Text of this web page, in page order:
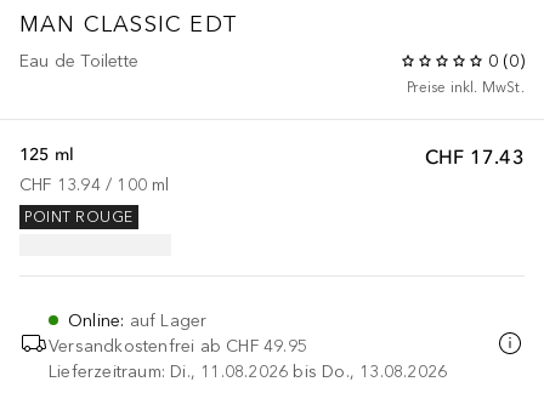
MAN CLASSIC EDT
Eau de Toilette 0 (0)
Preise inkl. MwSt.
CHF 17.43
125 ml
CHF 13.94 / 100 ml
POINT ROUGE
Online: auf Lager
Versandkostenfrei ab CHF 49.95
Lieferzeitraum: Di., 11.08.2026 bis Do., 13.08.2026